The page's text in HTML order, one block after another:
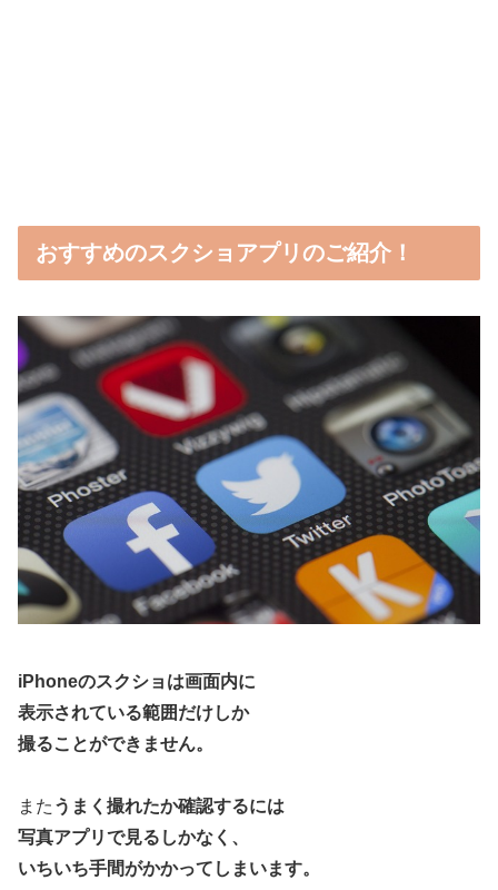
おすすめのスクショアプリのご紹介！
iPhoneのスクショは画面内に
表示されている範囲だけしか
撮ることができません。
また うまく撮れたか確認するには
写真アプリで見るしかなく、
いちいち手間がかかってしまいます。